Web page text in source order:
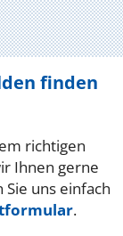
finden
richtigen
Ihnen gerne
uns einfach
.